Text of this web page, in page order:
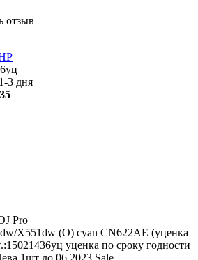
отзыв
3 дня
Pro
X551dw (O) cyan CN622AE (уценка
уценка по сроку годности
1шт до 06.2023 Sale